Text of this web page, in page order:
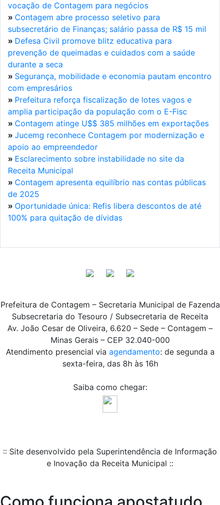
vocação de Contagem para negócios
» Contagem abre processo seletivo para
subsecretário de Finanças; salário passa de R$ 15 mil
» Defesa Civil promove blitz educativa para
prevenção de queimadas e cuidados com a saúde
durante a seca
» Segurança, mobilidade e economia pautam encontro
com empresários
» Prefeitura reforça fiscalização de lotes vagos e
amplia participação da população com o E-Fisc
» Contagem atinge U$$ 385 milhões em exportações
» Jucemg reconhece Contagem por modernização e
apoio ao empreendedor
» Esclarecimento sobre instabilidade no site da
Receita Municipal
» Contagem apresenta equilíbrio nas contas públicas
de 2025
» Oportunidade única: Refis libera descontos de até
100% para quitação de dívidas
Prefeitura de Contagem – Secretaria Municipal de Fazenda
Subsecretaria do Tesouro / Subsecretaria de Receita
Av. João Cesar de Oliveira, 6.620 – Sede – Contagem –
Minas Gerais – CEP 32.040-000
Atendimento presencial via agendamento: de segunda a
sexta-feira, das 8h às 16h
Saiba como chegar:
:: Site desenvolvido pela Superintendência de Informação
e Inovação da Receita Municipal ::